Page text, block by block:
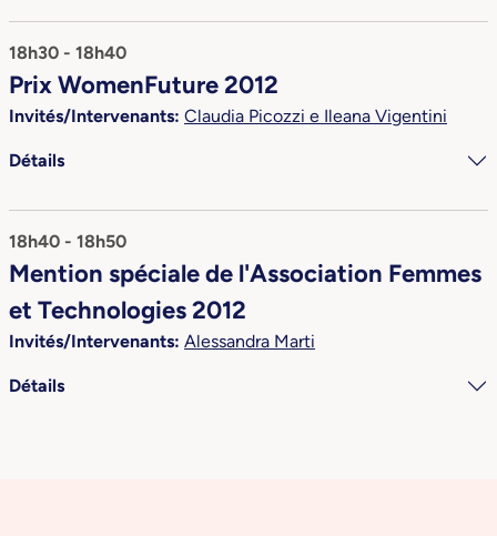
18h30 - 18h40
Prix WomenFuture 2012
Invités/Intervenants: Claudia Picozzi e Ileana Vigentini
Détails
18h40 - 18h50
Mention spéciale de l'Association Femmes
et Technologies 2012
Invités/Intervenants: Alessandra Marti
Détails